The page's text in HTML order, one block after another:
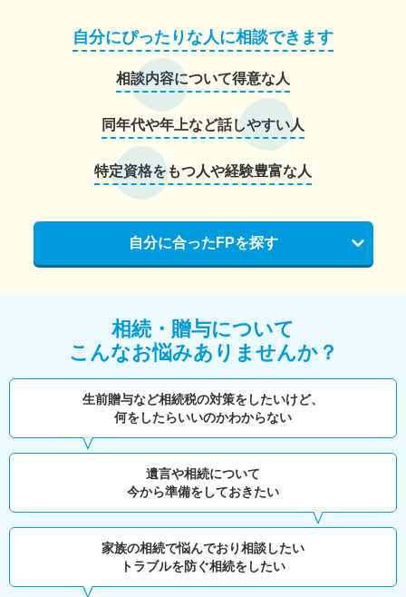
自分にぴったりな人に相談できます
相談内容について得意な人
同年代や年上など話しやすい人
特定資格をもつ人や経験豊富な人
自分に合ったFPを探す
相続・贈与について
こんなお悩みありませんか？
生前贈与など相続税の対策をしたいけど、
何をしたらいいのかわからない
遺言や相続について
今から準備をしておきたい
家族の相続で悩んでおり相談したい
トラブルを防ぐ相続をしたい